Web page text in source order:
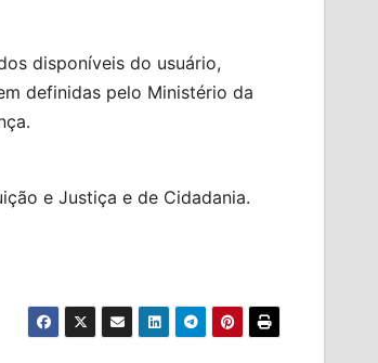
disponíveis do usuário,
definidas pelo Ministério da
e Justiça e de Cidadania.